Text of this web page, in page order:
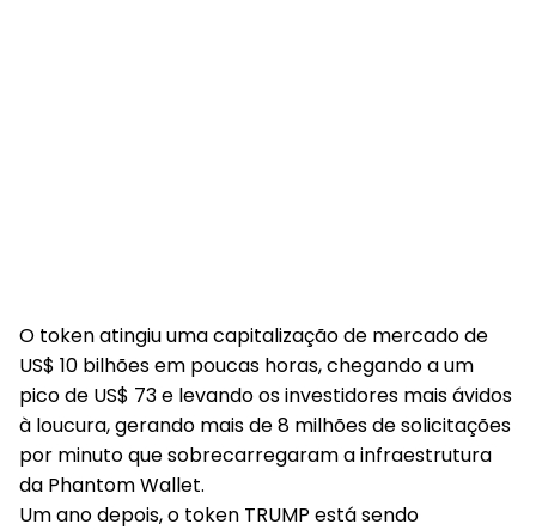
O token atingiu uma capitalização de mercado de
US$ 10 bilhões em poucas horas, chegando a um
pico de US$ 73 e levando os investidores mais ávidos
à loucura, gerando mais de 8 milhões de solicitações
por minuto que sobrecarregaram a infraestrutura
da Phantom Wallet.
Um ano depois, o token TRUMP está sendo